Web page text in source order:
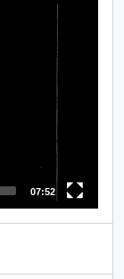
07:52